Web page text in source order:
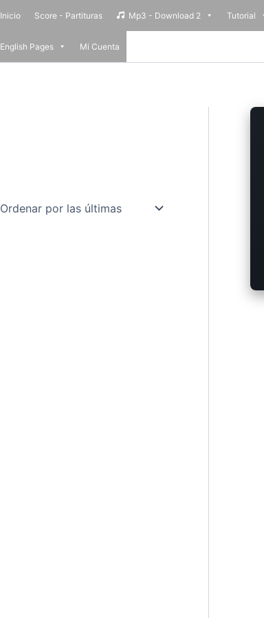
Inicio Score - Partituras Mp3 - Download 2 Tutorial
English Pages Mi Cuenta